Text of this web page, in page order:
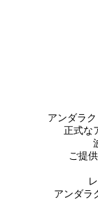
アンダラ
正式な
ご提
アンダラ